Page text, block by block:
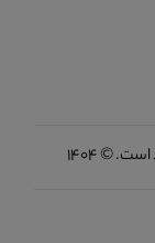
© 1404